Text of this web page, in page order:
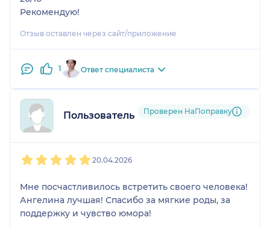
Рекомендую!
Отзыв оставлен через сайт/приложение
1 Ответ специалиста
Пользователь НаПоправку
Проверен НаПоправку
20.04.2026
Мне посчастливилось встретить своего человека!
Ангелина лучшая! Спасибо за мягкие роды, за
поддержку и чувство юмора!